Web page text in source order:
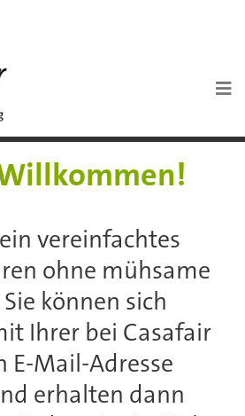
vereinfachtes
ohne mühsame
können sich
Ihrer bei Casafair
E-Mail-Adresse
erhalten dann